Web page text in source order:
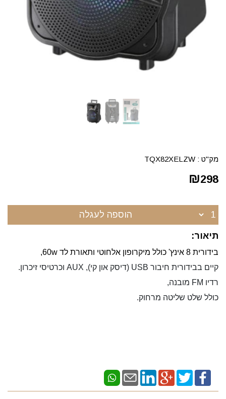
מק"ט : TQX82XELZW
₪298
הוספה לעגלה
תיאור:
בידורית 8 אינץ' כולל מיקרופון אלחוטי ותאורת לד 60w,
קיים בבידורית חיבור USB (דיסק און קי), AUX וכרטיסי זיכרון.
רדיו FM מובנה,
כולל שלט שליטה מרחוק.